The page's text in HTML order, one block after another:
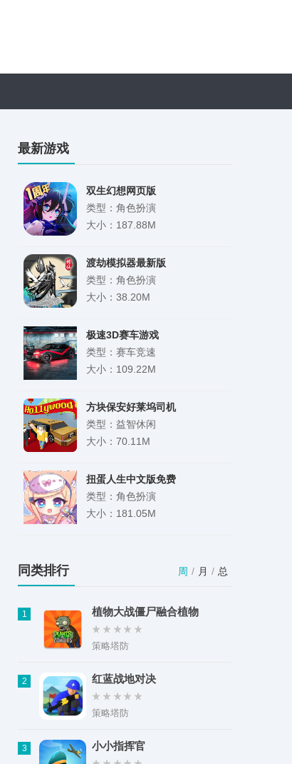
最新游戏
双生幻想网页版
类型：角色扮演
大小：187.88M
渡劫模拟器最新版
类型：角色扮演
大小：38.20M
极速3D赛车游戏
类型：赛车竞速
大小：109.22M
方块保安好莱坞司机
类型：益智休闲
大小：70.11M
扭蛋人生中文版免费
类型：角色扮演
大小：181.05M
拼图专家app
类型：拍摄美化
周 / 月 / 总
同类排行
1 植物大战僵尸融合植物
策略塔防
2 红蓝战地对决
策略塔防
3 小小指挥官